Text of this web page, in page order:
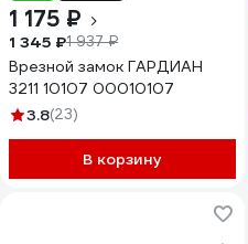
1 175 ₽
1 345 ₽1 937 ₽
Врезной замок ГАРДИАН
3211 10107 00010107
3.8(23)
В корзину